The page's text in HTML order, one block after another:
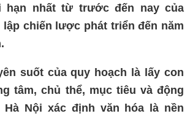
hạn nhất từ trước đến nay của
lập chiến lược phát triển đến năm
suốt củaquy hoạch là lấy con
tâm, chủ thể, mục tiêu và động
Hà Nội xác định văn hóa là nền